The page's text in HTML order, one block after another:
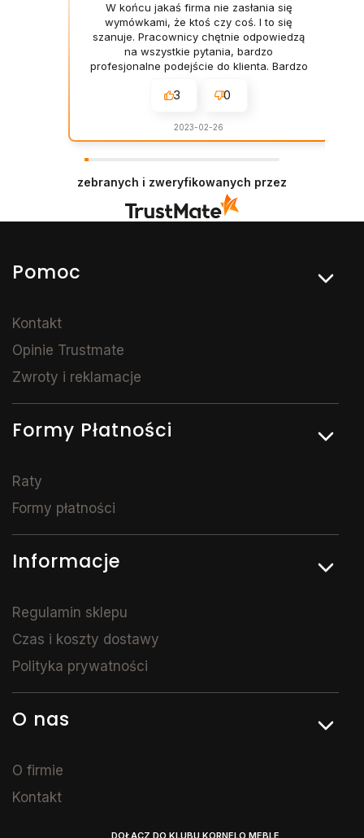
W końcu jakaś firma nie zasłania się
wymówkami, że ktoś czy coś. I to się
szanuje. Pracownicy chętnie odpowiedzą
na wszystkie pytania, bardzo
profesjonalne podejście do klienta. Bardzo
przesyłki. Każdy znajdzie coś dla siebie,
3 0
2023-02-26
zebranych i zweryfikowanych przez
Linki w stopce
Pomoc
Kontakt
Opinie Trustmate
Zwroty i reklamacje
Formy Płatności
Raty
Formy płatności
Informacje
Regulamin sklepu
Czas i koszty dostawy
Polityka prywatności
O nas
O firmie
Kontakt
DOŁĄCZ DO KLUBU KORNELO MEBLE